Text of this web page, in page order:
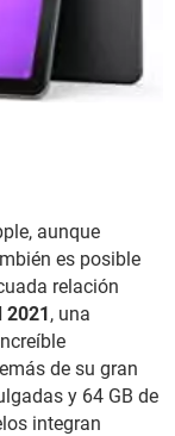
aunque
es posible
relación
2021, una
de su gran
y 64 GB de
integran